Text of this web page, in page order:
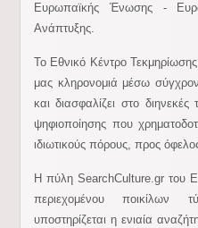
Ευρωπαϊκής Ένωσης -
Ανάπτυξης.
Το Εθνικό Κέντρο
μας κληρονομιά μέσω
και διασφαλίζει στο
ψηφιοποίησης που
ιδιωτικούς πόρους, προς
Η πύλη SearchCulture.gr του
περιεχομένου
υποστηρίζεται η ενιαία